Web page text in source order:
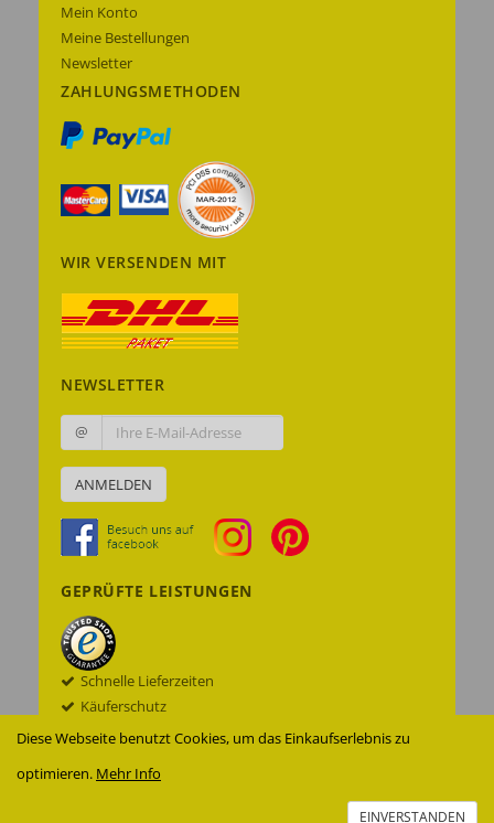
Diese Webseite benutzt Cookies, um das Einkaufserlebnis zu
optimieren. Mehr Info
EINVERSTANDEN
Mein Konto
Meine Bestellungen
Newsletter
ZAHLUNGSMETHODEN
WIR VERSENDEN MIT
NEWSLETTER
@
ANMELDEN
GEPRÜFTE LEISTUNGEN
Schnelle Lieferzeiten
Käuferschutz
Datenschutz
Verschlüsselung